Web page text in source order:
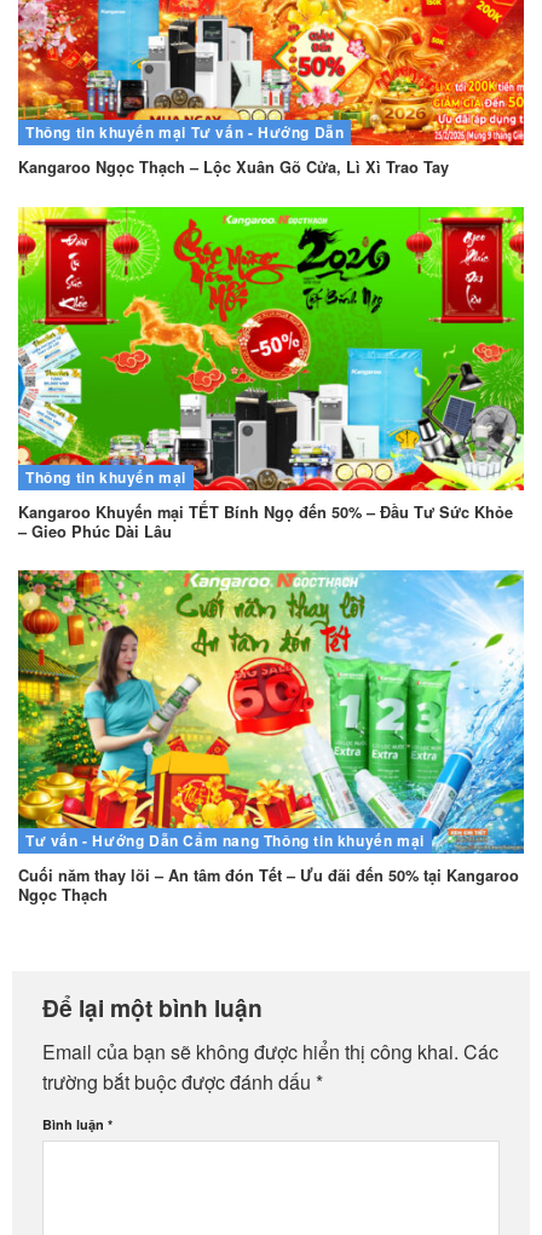
Thông tin khuyến mại Tư vấn - Hướng Dẫn
Kangaroo Ngọc Thạch – Lộc Xuân Gõ Cửa, Lì Xì Trao Tay
Thông tin khuyến mại
Kangaroo Khuyến mại TẾT Bính Ngọ đến 50% – Đầu Tư Sức Khỏe
– Gieo Phúc Dài Lâu
Tư vấn - Hướng Dẫn Cẩm nang Thông tin khuyến mại
Cuối năm thay lõi – An tâm đón Tết – Ưu đãi đến 50% tại Kangaroo
Ngọc Thạch
Để lại một bình luận
Email của bạn sẽ không được hiển thị công khai. Các
trường bắt buộc được đánh dấu *
Bình luận *